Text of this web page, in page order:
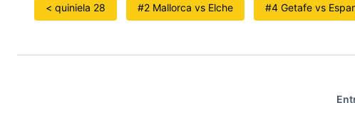
< quiniela 28 #2 Mallorca vs Elche #4 Getafe vs